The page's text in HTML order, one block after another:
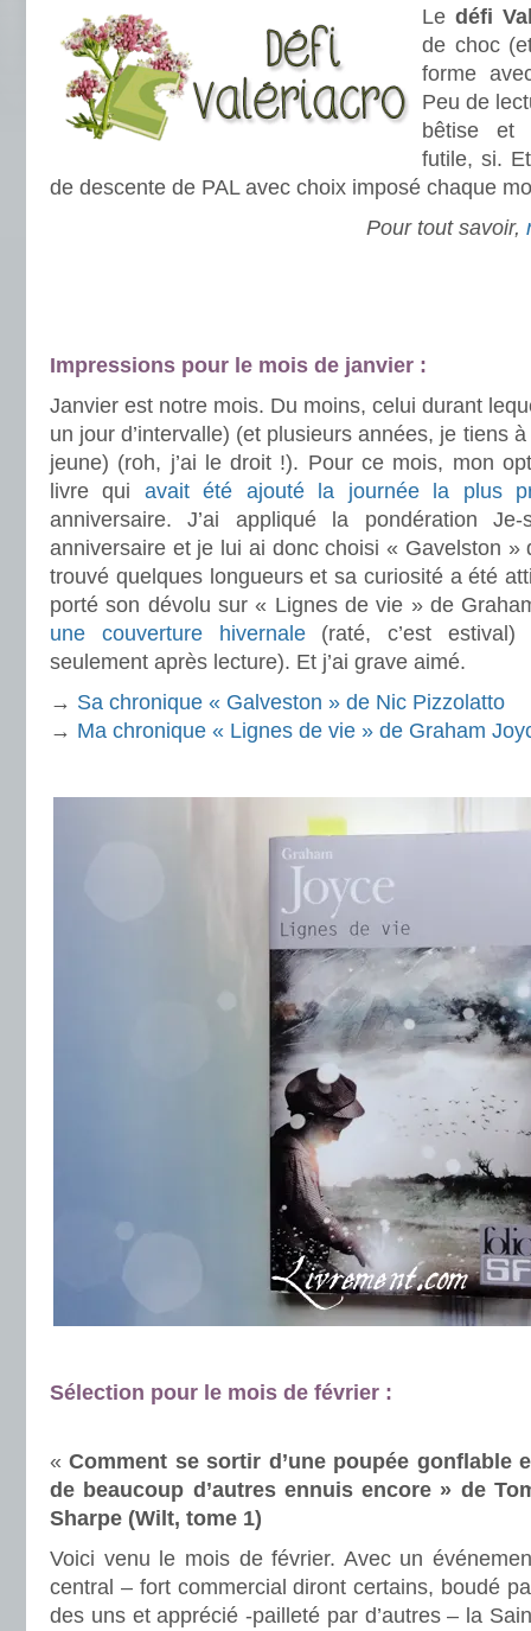
Le défi
de choc
forme
Peu de
bêtise et
futile, si.
de descente de PAL avec choix imposé chaque
Pour tout savoir,
Impressions pour le mois de janvier :
Janvier est notre mois. Du moins, celui durant
un jour d’intervalle) (et plusieurs années, je tiens
jeune) (roh, j’ai le droit !). Pour ce mois, mon
livre qui avait été ajouté la journée la plus
anniversaire. J’ai appliqué la pondération Je-
anniversaire et je lui ai donc choisi « Gavelston
trouvé quelques longueurs et sa curiosité a été
porté son dévolu sur « Lignes de vie » de
une couverture hivernale(raté, c’est estival)
seulement après lecture). Et j’ai grave aimé.
→ Sa chronique « Galveston » de Nic Pizzolatto
→ Ma chronique « Lignes de vie » de Graham
Sélection pour le mois de février :
«Comment se sortir d’une poupée gonflable
de beaucoup d’autres ennuis encore » de
Sharpe (Wilt, tome 1)
Voici venu le mois de février. Avec un
central – fort commercial diront certains, boudé
des uns et apprécié -pailleté par d’autres – la